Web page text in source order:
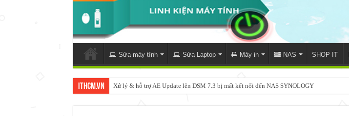
Sửa máy tính Sửa Laptop Máy in NAS SHOP IT
ItHCM.VN Xử lý & hỗ trợ AE Update lên DSM 7.3 bị mất kết nối đến NAS SYNOLOGY